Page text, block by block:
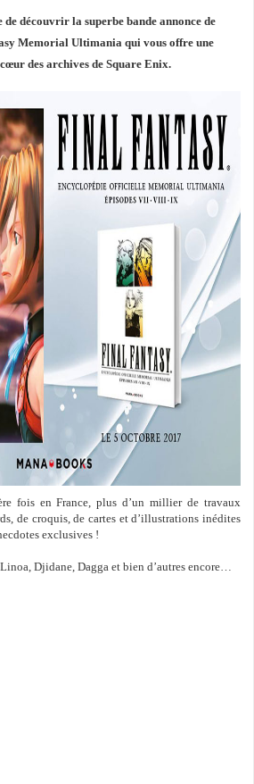
découvrir la superbe bande annonce de
Memorial Ultimania qui vous offre une
des archives de Square Enix.
fois en France, plus d’un millier de travaux
de croquis, de cartes et d’illustrations inédites
exclusives !
Djidane, Dagga et bien d’autres encore…